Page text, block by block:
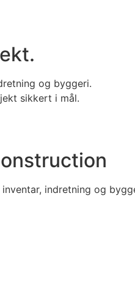
og byggeri.
sikkert i mål.
indretning og